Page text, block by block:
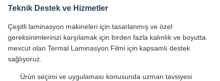
Teknik Destek ve Hizmetler
Çeşitli laminasyon makineleri için tasarlanmış ve özel
gereksinimlerinizi karşılamak için birden fazla kalınlık ve boyutta
mevcut olan Termal Laminasyon Filmi için kapsamlı destek
sağlıyoruz.
Ürün seçimi ve uygulaması konusunda uzman tavsiyesi